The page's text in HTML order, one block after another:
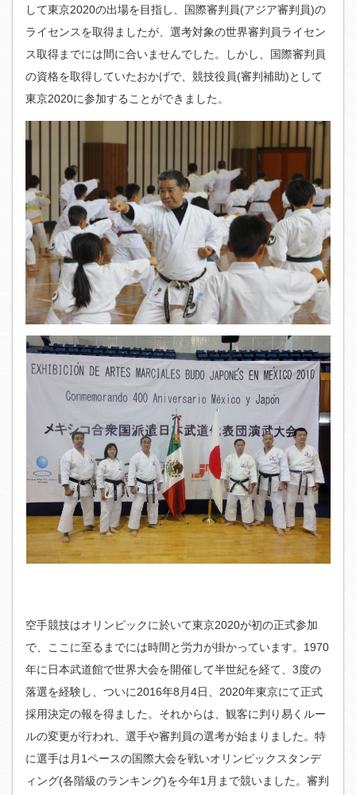
して東京2020の出場を目指し、国際審判員(アジア審判員)の
ライセンスを取得ましたが、選考対象の世界審判員ライセン
ス取得までには間に合いませんでした。しかし、国際審判員
の資格を取得していたおかげで、競技役員(審判補助)として
東京2020に参加することができました。
空手競技はオリンピックに於いて東京2020が初の正式参加
で、ここに至るまでには時間と労力が掛かっています。1970
年に日本武道館で世界大会を開催して半世紀を経て、3度の
落選を経験し、ついに2016年8月4日、2020年東京にて正式
採用決定の報を得ました。それからは、観客に判り易くルー
ルの変更が行われ、選手や審判員の選考が始まりました。特
に選手は月1ペースの国際大会を戦いオリンピックスタンデ
ィング(各階級のランキング)を今年1月まで競いました。審判